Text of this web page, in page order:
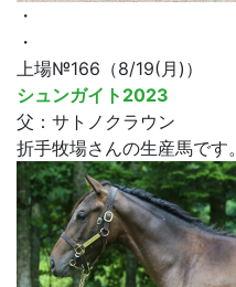
・
・
上場№166（8/19(月)）
シュンガイト2023
父：サトノクラウン
折手牧場さんの生産馬です。